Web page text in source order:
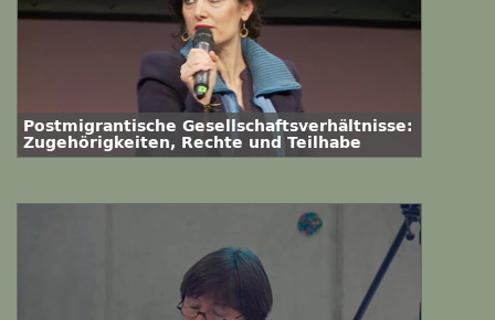
Postmigrantische Gesellschaftsverhältnisse:
Zugehörigkeiten, Rechte und Teilhabe